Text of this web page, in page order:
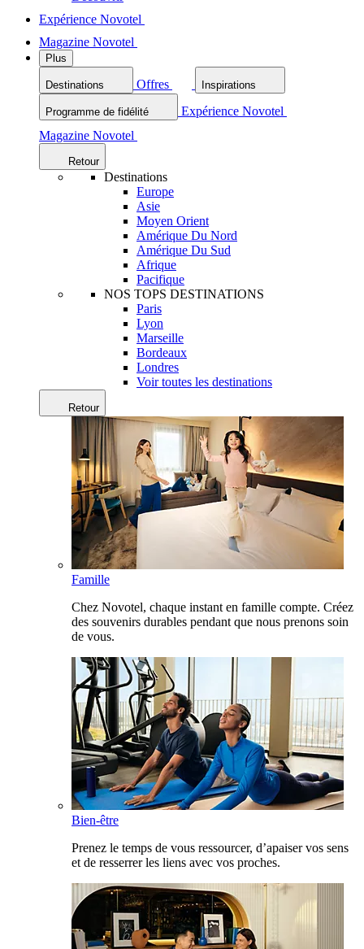
Expérience Novotel
Magazine Novotel
Plus
Destinations Offres Inspirations
Programme de fidélité
Expérience Novotel
Magazine Novotel
Retour
Destinations
Europe
Asie
Moyen Orient
Amérique Du Nord
Amérique Du Sud
Afrique
Pacifique
NOS TOPS DESTINATIONS
Paris
Lyon
Marseille
Bordeaux
Londres
Voir toutes les destinations
Retour
Famille
Chez Novotel, chaque instant en famille compte. Créez
des souvenirs durables pendant que nous prenons soin
de vous.
Bien-être
Prenez le temps de vous ressourcer, d’apaiser vos sens
et de resserrer les liens avec vos proches.